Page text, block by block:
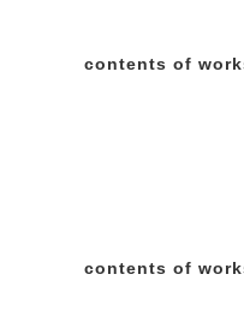
contents of
contents of